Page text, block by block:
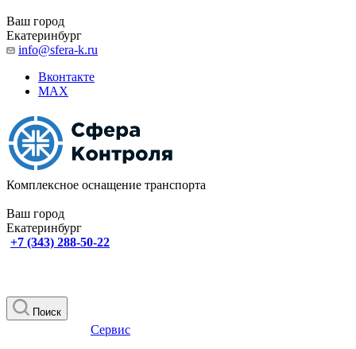
Ваш город
Екатеринбург
info@sfera-k.ru
Вконтакте
MAX
Комплексное оснащение транспорта
Ваш город
Екатеринбург
+7 (343) 288-50-22
Поиск
Сервис